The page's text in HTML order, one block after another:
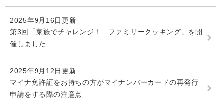
2025年9月16日更新
第3回「家族でチャレンジ！ ファミリークッキング」を開
催しました
2025年9月12日更新
マイナ免許証をお持ちの方がマイナンバーカードの再発行
申請をする際の注意点